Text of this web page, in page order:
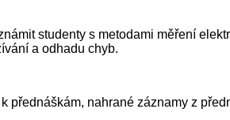
studenty s metodami měření
a odhadu chyb.
přednáškám, nahrané záznamy z